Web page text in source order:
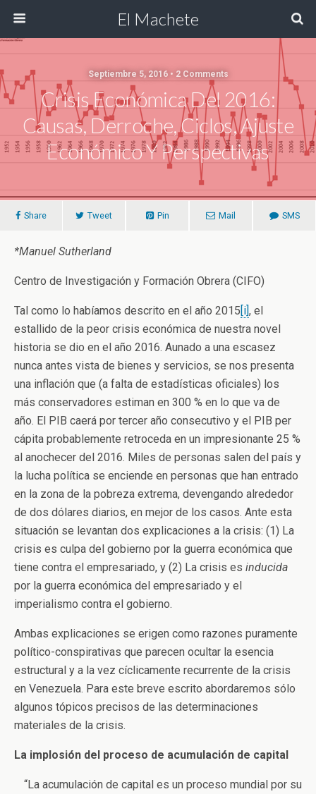
El Machete
Septiembre 5, 2016 • 2 Comments
Crisis Económica Del 2016:
Causas, Derroche, Ciclos, Ajuste
Económico Y Perspectivas
Share Tweet Pin Mail SMS
*Manuel Sutherland
Centro de Investigación y Formación Obrera (CIFO)
Tal como lo habíamos descrito en el año 2015[i], el
estallido de la peor crisis económica de nuestra novel
historia se dio en el año 2016. Aunado a una escasez
nunca antes vista de bienes y servicios, se nos presenta
una inflación que (a falta de estadísticas oficiales) los
más conservadores estiman en 300 % en lo que va de
año. El PIB caerá por tercer año consecutivo y el PIB per
cápita probablemente retroceda en un impresionante 25 %
al anochecer del 2016. Miles de personas salen del país y
la lucha política se enciende en personas que han entrado
en la zona de la pobreza extrema, devengando alrededor
de dos dólares diarios, en mejor de los casos. Ante esta
situación se levantan dos explicaciones a la crisis: (1) La
crisis es culpa del gobierno por la guerra económica que
tiene contra el empresariado, y (2) La crisis es inducida
por la guerra económica del empresariado y el
imperialismo contra el gobierno.
Ambas explicaciones se erigen como razones puramente
político-conspirativas que parecen ocultar la esencia
estructural y a la vez cíclicamente recurrente de la crisis
en Venezuela. Para este breve escrito abordaremos sólo
algunos tópicos precisos de las determinaciones
materiales de la crisis.
La implosión del proceso de acumulación de capital
“La acumulación de capital es un proceso mundial por su